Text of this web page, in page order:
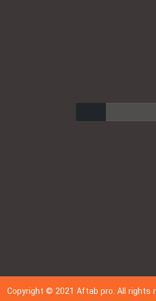
Copyright © 202 1Aftab pro. All rights